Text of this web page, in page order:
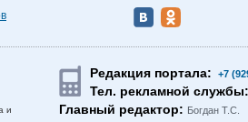
и
Редакция портала: +7
Тел. рекламной службы:
Главный редактор: Богдан Т.С.